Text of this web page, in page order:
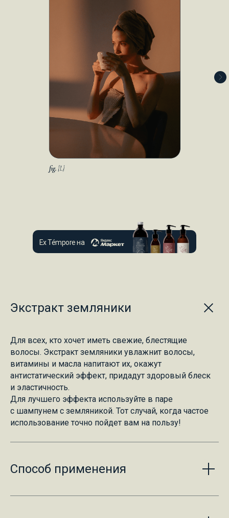
Ex Témpore на
Экстракт земляники
Для всех, кто хочет иметь свежие, блестящие
волосы. Экстракт земляники увлажнит волосы,
витамины и масла напитают их, окажут
антистатический эффект, придадут здоровый блеск
и эластичность.
Для лучшего эффекта используйте в паре
с шампунем с земляникой. Тот случай, когда частое
использование точно пойдет вам на пользу!
Способ применения